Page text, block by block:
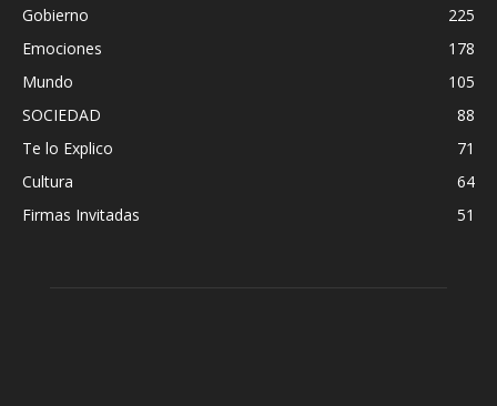
Gobierno
225
Emociones
178
Mundo
105
SOCIEDAD
88
Te lo Explico
71
Cultura
64
Firmas Invitadas
51